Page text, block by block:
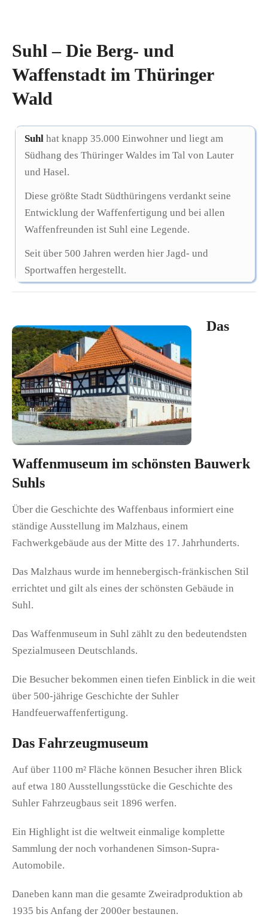
Suhl – Die Berg- und
Waffenstadt im Thüringer
Wald
Suhl hat knapp 35.000 Einwohner und liegt am
Südhang des Thüringer Waldes im Tal von Lauter
und Hasel.
Diese größte Stadt Südthüringens verdankt seine
Entwicklung der Waffenfertigung und bei allen
Waffenfreunden ist Suhl eine Legende.
Seit über 500 Jahren werden hier Jagd- und
Sportwaffen hergestellt.
Das
Waffenmuseum im schönsten Bauwerk
Suhls
Über die Geschichte des Waffenbaus informiert eine
ständige Ausstellung im Malzhaus, einem
Fachwerkgebäude aus der Mitte des 17. Jahrhunderts.
Das Malzhaus wurde im hennebergisch-fränkischen Stil
errichtet und gilt als eines der schönsten Gebäude in
Suhl.
Das Waffenmuseum in Suhl zählt zu den bedeutendsten
Spezialmuseen Deutschlands.
Die Besucher bekommen einen tiefen Einblick in die weit
über 500-jährige Geschichte der Suhler
Handfeuerwaffenfertigung.
Das Fahrzeugmuseum
Auf über 1100 m² Fläche können Besucher ihren Blick
auf etwa 180 Ausstellungsstücke die Geschichte des
Suhler Fahrzeugbaus seit 1896 werfen.
Ein Highlight ist die weltweit einmalige komplette
Sammlung der noch vorhandenen Simson-Supra-
Automobile.
Daneben kann man die gesamte Zweiradproduktion ab
1935 bis Anfang der 2000er bestaunen.